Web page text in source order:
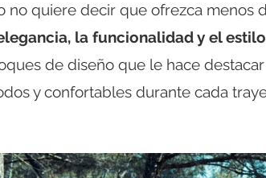
no quiere decir que ofrezca menos
la funcionalidad y el estilo
de diseño que le hace
y confortables durante cada